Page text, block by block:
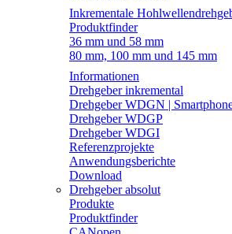
Inkrementale
Produktfinder
36 mm und 58 mm
80 mm, 100 mm und 145 mm
Informationen
Drehgeber inkremental
Drehgeber WDGN |
Drehgeber WDGP
Drehgeber WDGI
Referenzprojekte
Anwendungsberichte
Download
Drehgeber absolut
Produkte
Produktfinder